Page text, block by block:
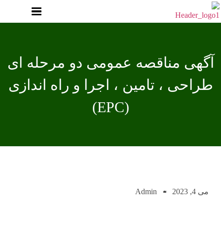
آگهی مناقصه عمومی دو مرحله ای
طراحی ، تامین ، اجرا و راه اندازی
(EPC)
می 4, 2023 Admin